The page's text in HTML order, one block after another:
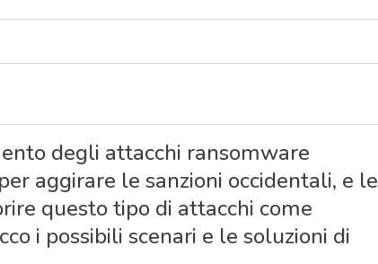
degli attacchi ransomware
aggirare le sanzioni occidentali, e le
questo tipo di attacchi come
i possibili scenari e le soluzioni di